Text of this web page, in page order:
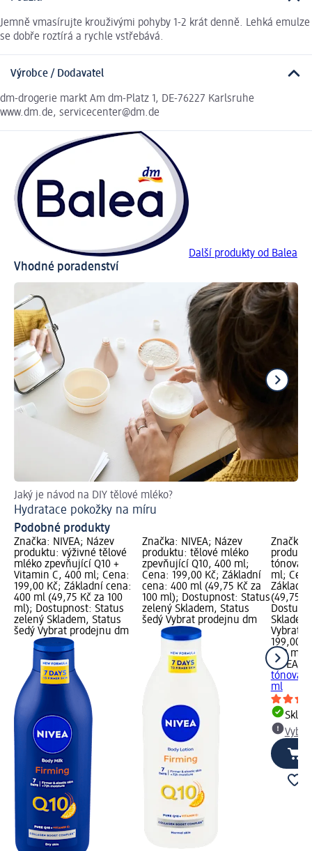
Jemně vmasírujte krouživými pohyby 1-2 krát denně. Lehká emulze
se dobře roztírá a rychle vstřebává.
Výrobce / Dodavatel
dm-drogerie markt Am dm-Platz 1, DE-76227 Karlsruhe
www.dm.de, servicecenter@dm.de
Další produkty od Balea
Vhodné poradenství
Jaký je návod na DIY tělové mléko?
Hydratace pokožky na míru
Podobné produkty
Značka: NIVEA; Název
produktu: výživné tělové
mléko zpevňující Q10 +
Vitamin C, 400 ml; Cena:
199,00 Kč; Základní cena:
400 ml (49,75 Kč za 100
ml); Dostupnost: Status
zelený Skladem, Status
šedý Vybrat prodejnu dm
Značka: NIVEA; Název
produktu: tělové mléko
zpevňující Q10, 400 ml;
Cena: 199,00 Kč; Základní
cena: 400 ml (49,75 Kč za
100 ml); Dostupnost: Status
zelený Skladem, Status
šedý Vybrat prodejnu dm
Značka:
ml;
(49,75
Vybrat
199,00
400 ml
NIVEA
ml